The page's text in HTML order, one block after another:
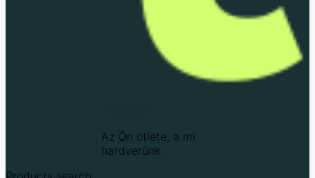
Az Ön ötlete, a mi
hardverünk